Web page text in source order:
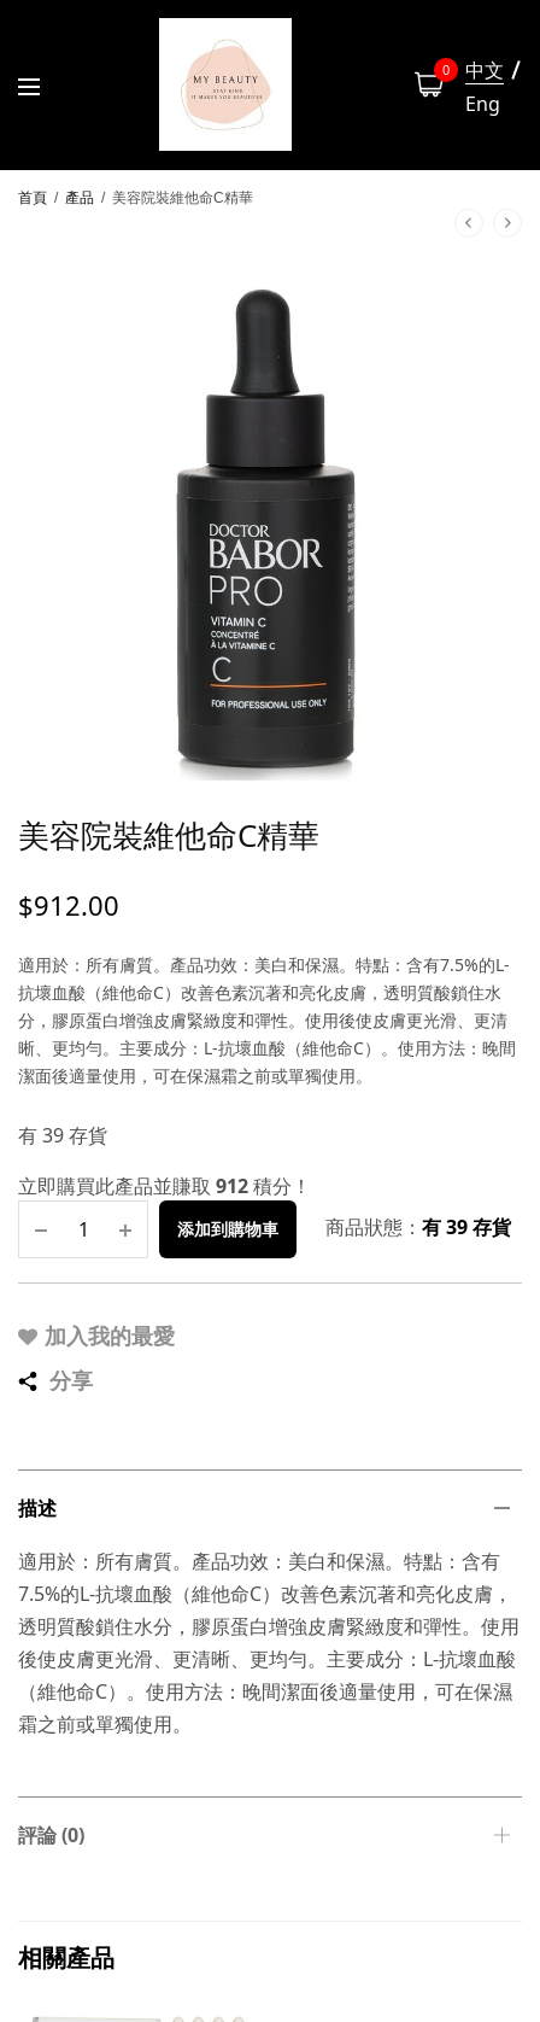
0
中文
Eng
首頁 / 產品 / 美容院裝維他命C精華
美容院裝維他命C精華
$912.00
適用於：所有膚質。產品功效：美白和保濕。特點：含有7.5%的L-
抗壞血酸（維他命C）改善色素沉著和亮化皮膚，透明質酸鎖住水
分，膠原蛋白增強皮膚緊緻度和彈性。使用後使皮膚更光滑、更清
晰、更均勻。主要成分：L-抗壞血酸（維他命C）。使用方法：晚間
潔面後適量使用，可在保濕霜之前或單獨使用。
有 39 存貨
立即購買此產品並賺取 912積分！
添加到購物車 商品狀態： 有 39 存貨
加入我的最愛
分享
描述
適用於：所有膚質。產品功效：美白和保濕。特點：含有
7.5%的L-抗壞血酸（維他命C）改善色素沉著和亮化皮膚，
透明質酸鎖住水分，膠原蛋白增強皮膚緊緻度和彈性。使用
後使皮膚更光滑、更清晰、更均勻。主要成分：L-抗壞血酸
（維他命C）。使用方法：晚間潔面後適量使用，可在保濕
霜之前或單獨使用。
評論 (0)
相關產品